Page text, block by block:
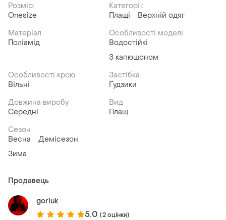
Розмір:
Onesize
Категорії:
Плащі
Верхній одяг
Матеріал
Поліамід
Особливості моделі
Водостійкі
З капюшоном
Особливості крою
Вільні
Застібка
Ґудзики
Довжина виробу
Середні
Вид
Плащ
Сезон
Весна
Демісезон
Зима
Продавець
goriuk
5.0 (2 оцінки)